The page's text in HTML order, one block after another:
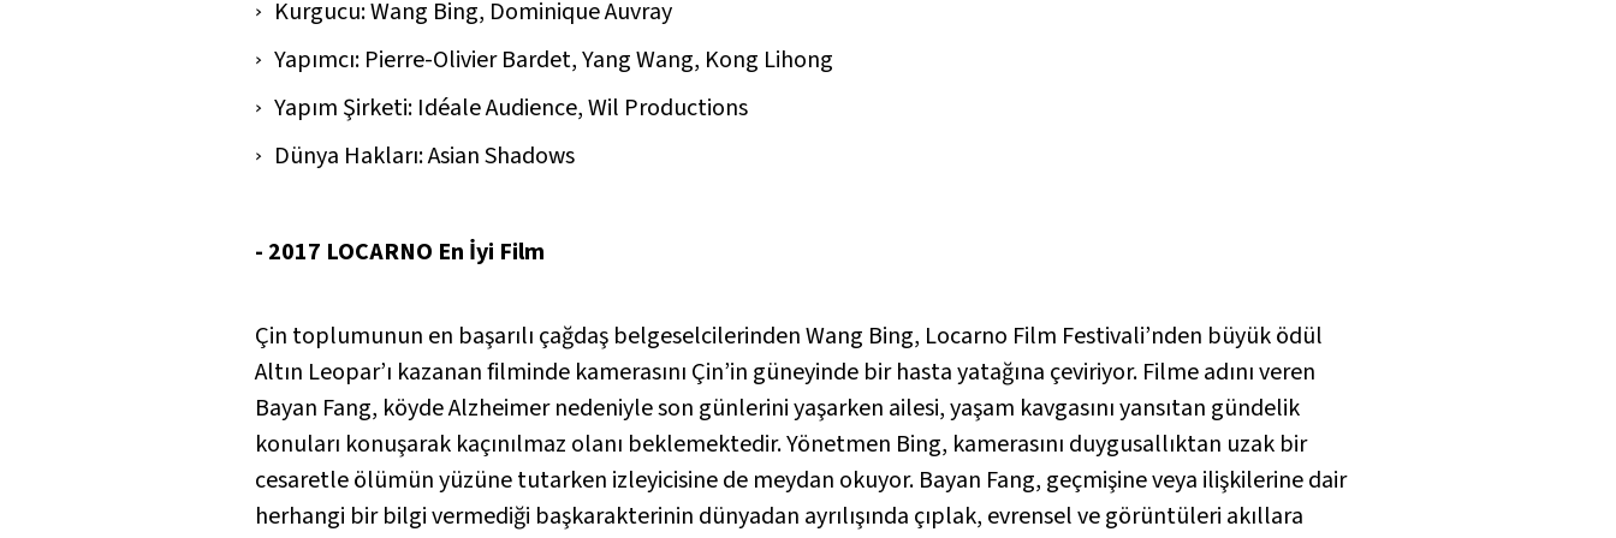
Kurgucu: Wang Bing, Dominique Auvray
Yapımcı: Pierre-Olivier Bardet, Yang Wang, Kong Lihong
Yapım Şirketi: Idéale Audience, Wil Productions
Dünya Hakları: Asian Shadows
- 2017 LOCARNO En İyi Film
Çin toplumunun en başarılı çağdaş belgeselcilerinden Wang Bing, Locarno Film Festivali’nden büyük ödül
Altın Leopar’ı kazanan filminde kamerasını Çin’in güneyinde bir hasta yatağına çeviriyor. Filme adını veren
Bayan Fang, köyde Alzheimer nedeniyle son günlerini yaşarken ailesi, yaşam kavgasını yansıtan gündelik
konuları konuşarak kaçınılmaz olanı beklemektedir. Yönetmen Bing, kamerasını duygusallıktan uzak bir
cesaretle ölümün yüzüne tutarken izleyicisine de meydan okuyor. Bayan Fang, geçmişine veya ilişkilerine dair
herhangi bir bilgi vermediği başkarakterinin dünyadan ayrılışında çıplak, evrensel ve görüntüleri akıllara